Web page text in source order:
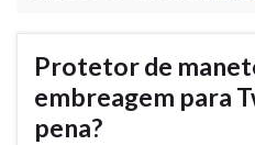
Protetor de
embreagem para
pena?